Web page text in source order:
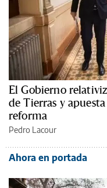
El Gobierno
de Tierras y
reforma
Pedro Lacour
Ahora en portada